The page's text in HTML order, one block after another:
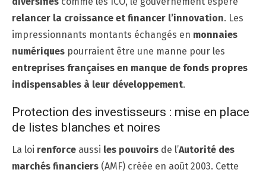
relancer la croissance et financer l’innovation. Les
impressionnants montants échangés en monnaies
numériques pourraient être une manne pour les
entreprises françaises en manque de fonds propres
indispensables à leur développement.
Protection des investisseurs : mise en place
de listes blanches et noires
La loi renforce aussi les pouvoirs de l’Autorité des
marchés financiers (AMF) créée en août 2003. Cette